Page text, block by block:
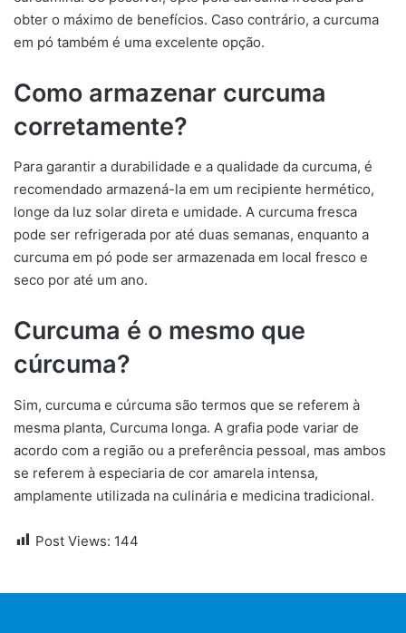
obter o máximo de benefícios. Caso contrário, a curcuma
em pó também é uma excelente opção.
Como armazenar curcuma
corretamente?
Para garantir a durabilidade e a qualidade da curcuma, é
recomendado armazená-la em um recipiente hermético,
longe da luz solar direta e umidade. A curcuma fresca
pode ser refrigerada por até duas semanas, enquanto a
curcuma em pó pode ser armazenada em local fresco e
seco por até um ano.
Curcuma é o mesmo que
cúrcuma?
Sim, curcuma e cúrcuma são termos que se referem à
mesma planta, Curcuma longa. A grafia pode variar de
acordo com a região ou a preferência pessoal, mas ambos
se referem à especiaria de cor amarela intensa,
amplamente utilizada na culinária e medicina tradicional.
Post Views: 144